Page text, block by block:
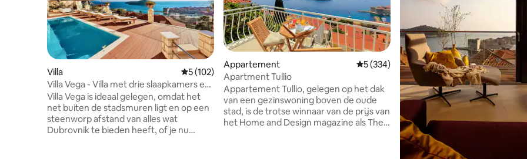
Villa Gemiddelde beoordeling van 5 op 5, 102 recensies
5 (102)
Villa Vega - Villa met drie slaapkamers en
zwembad
Villa Vega is ideaal gelegen, omdat het
net buiten de stadsmuren ligt en op een
steenworp afstand van alles wat
Dubrovnik te bieden heeft, of je nu
Appartement Gemiddelde beoordeling van 5 op 5, 334
5 (334)
Apartment Tullio
Appartement Tullio, gelegen op het dak
van een gezinswoning boven de oude
stad, is de trotse winnaar van de prijs van
het Home and Design magazine als The